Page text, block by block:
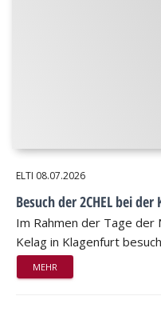
ELTI 08.07.2026
Besuch der 2CHEL bei
Im Rahmen der Tage der
Kelag in Klagenfurt
MEHR